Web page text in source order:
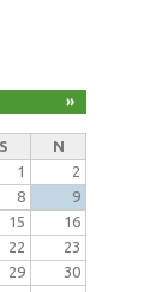
»
S
N
1
2
8
9
15
16
22
23
29
30